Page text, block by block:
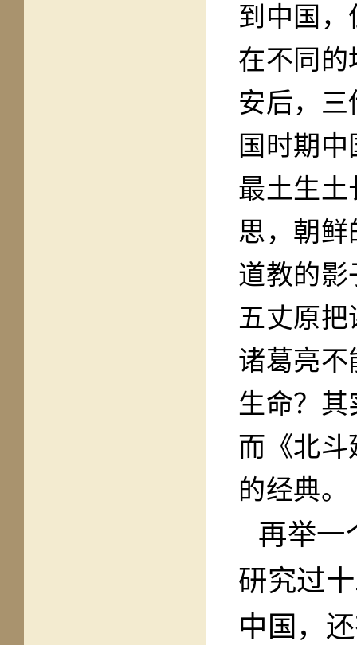
到中国
在不同的
安后，
国时期
最土生土
思，朝
道教的影
五丈原
诸葛亮不
生命？
而《北斗
的经典。
再举一
研究过
中国，